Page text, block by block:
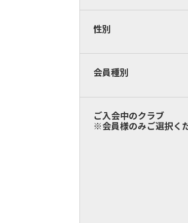
性別
会員種別
ご入会中のクラブ
※会員様のみご選択く